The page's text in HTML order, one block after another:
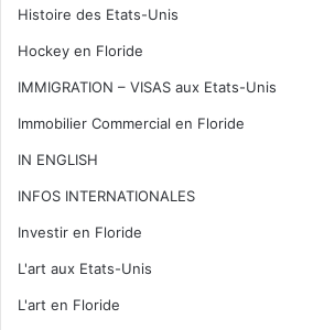
Histoire des Etats-Unis
Hockey en Floride
IMMIGRATION – VISAS aux Etats-Unis
Immobilier Commercial en Floride
IN ENGLISH
INFOS INTERNATIONALES
Investir en Floride
L'art aux Etats-Unis
L'art en Floride